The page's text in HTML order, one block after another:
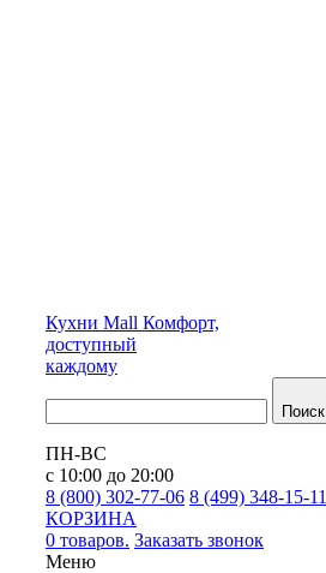
Кухни Mall Комфорт,
доступный
каждому
Поиск
ПН-ВС
с 10:00 до 20:00
8 (800) 302-77-06 8 (499) 348-15-11
КОРЗИНА
0 товаров. Заказать звонок
Меню